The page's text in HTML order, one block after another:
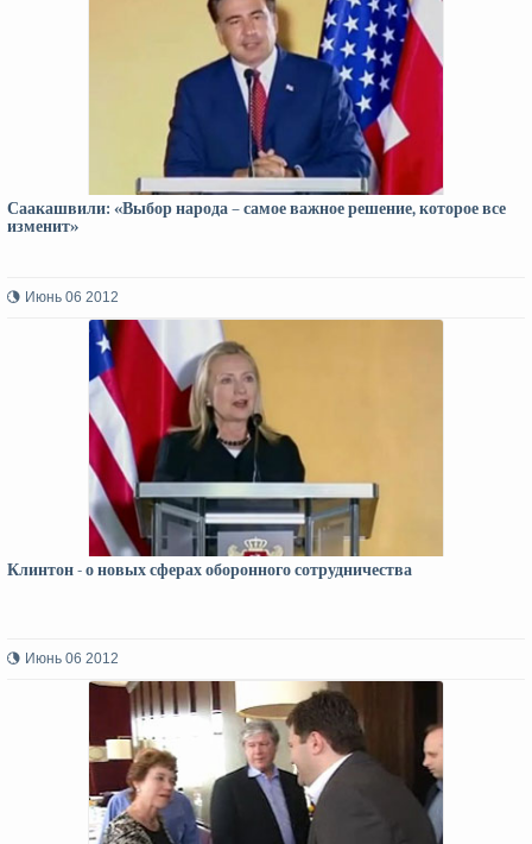
Саакашвили: «Выбор народа – самое важное решение, которое все
изменит»
Июнь 06 2012
Клинтон - о новых сферах оборонного сотрудничества
Июнь 06 2012